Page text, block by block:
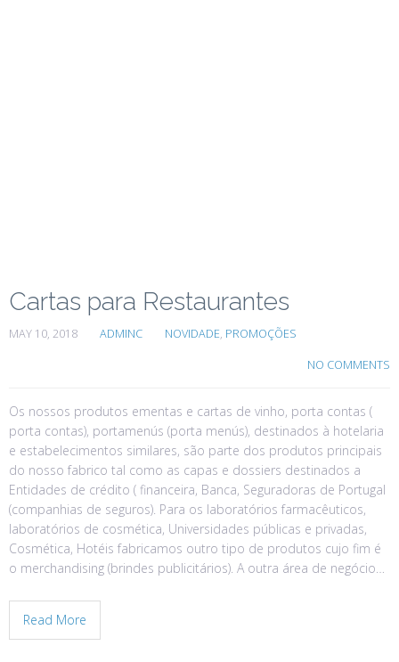
Cartas para Restaurantes
MAY 10, 2018 ADMINC NOVIDADE, PROMOÇÕES
NO COMMENTS
Os nossos produtos ementas e cartas de vinho, porta contas (
porta contas), portamenús (porta menús), destinados à hotelaria
e estabelecimentos similares, são parte dos produtos principais
do nosso fabrico tal como as capas e dossiers destinados a
Entidades de crédito ( financeira, Banca, Seguradoras de Portugal
(companhias de seguros). Para os laboratórios farmacêuticos,
laboratórios de cosmética, Universidades públicas e privadas,
Cosmética, Hotéis fabricamos outro tipo de produtos cujo fim é
o merchandising (brindes publicitários). A outra área de negócio…
Read More